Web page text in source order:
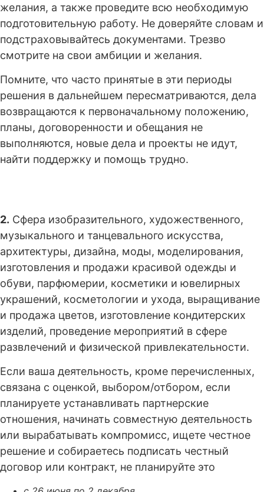
желания, а также проведите всю необходимую
подготовительную работу. Не доверяйте словам и
подстраховывайтесь документами. Трезво
смотрите на свои амбиции и желания.
Помните, что часто принятые в эти периоды
решения в дальнейшем пересматриваются, дела
возвращаются к первоначальному положению,
планы, договоренности и обещания не
выполняются, новые дела и проекты не идут,
найти поддержку и помощь трудно.
2. Сфера изобразительного, художественного,
музыкального и танцевального искусства,
архитектуры, дизайна, моды, моделирования,
изготовления и продажи красивой одежды и
обуви, парфюмерии, косметики и ювелирных
украшений, косметологии и ухода, выращивание
и продажа цветов, изготовление кондитерских
изделий, проведение мероприятий в сфере
развлечений и физической привлекательности.
Если ваша деятельность, кроме перечисленных,
связана с оценкой, выбором/отбором, если
планируете устанавливать партнерские
отношения, начинать совместную деятельность
или вырабатывать компромисс, ищете честное
решение и собираетесь подписать честный
договор или контракт, не планируйте это